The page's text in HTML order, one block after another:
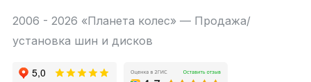
2006 - 2026 «Планета колес» — Продажа/
установка шин и дисков